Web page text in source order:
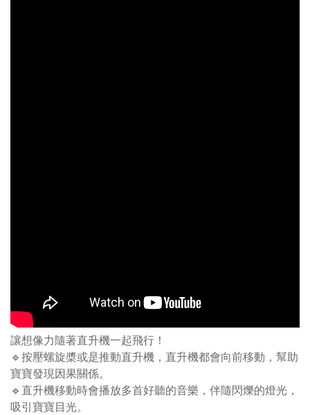
讓想像力隨著直升機一起飛行！
🔹按壓螺旋槳或是推動直升機，直升機都會向前移動，幫助
寶寶發現因果關係。
🔹直升機移動時會播放多首好聽的音樂，伴隨閃爍的燈光，
吸引寶寶目光。